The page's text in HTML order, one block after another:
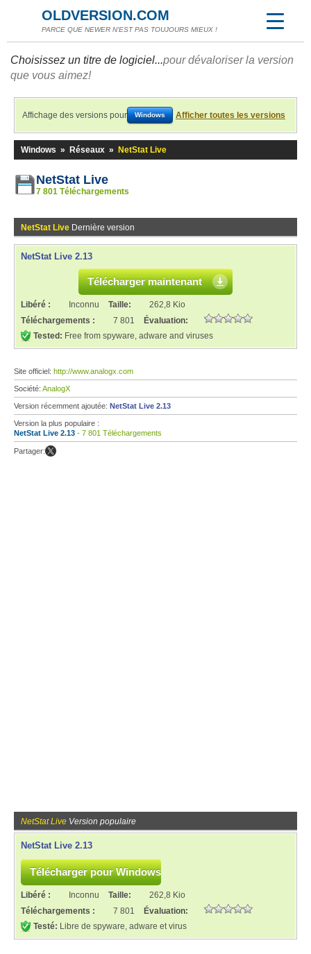
OLDVERSION.COM
PARCE QUE NEWER N'EST PAS TOUJOURS MIEUX !
Choisissez un titre de logiciel...pour dévaloriser la version
que vous aimez!
Affichage des versions pour Windows Afficher toutes les versions
Windows » Réseaux » NetStat Live
NetStat Live
7 801 Téléchargements
NetStat Live Dernière version
NetStat Live 2.13
Télécharger maintenant
Libéré : Inconnu Taille:
262,8 Kio
Téléchargements :
7 801
Évaluation:
Tested: Free from spyware, adware and viruses
Site officiel: http://www.analogx.com
Société: AnalogX
Version récemment ajoutée: NetStat Live 2.13
Version la plus populaire :
NetStat Live 2.13 - 7 801 Téléchargements
Partager:
NetStat Live Version populaire
NetStat Live 2.13
Libéré : Inconnu Taille:
262,8 Kio
Téléchargements :
7 801
Évaluation:
Testé: Libre de spyware, adware et virus